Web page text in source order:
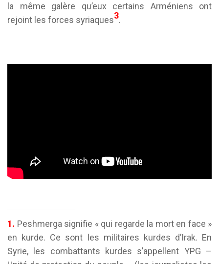
la même galère qu’eux certains Arméniens ont
rejoint les forces syriaques3.
1. Peshmerga signifie « qui regarde la mort en face »
en kurde. Ce sont les militaires kurdes d’Irak. En
Syrie, les combattants kurdes s’appellent YPG –